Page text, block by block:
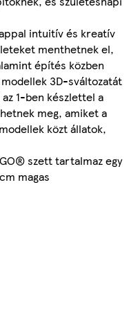
intuitív és kreatív
menthetnek el,
építés közben
3D-sváltozatát
1-ben készlettel a
meg, amiket a
közt állatok,
szett tartalmaz egy
magas